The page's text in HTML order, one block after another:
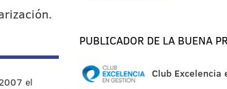
el
PUBLICADOR DE LA BUENA
Club Excelencia